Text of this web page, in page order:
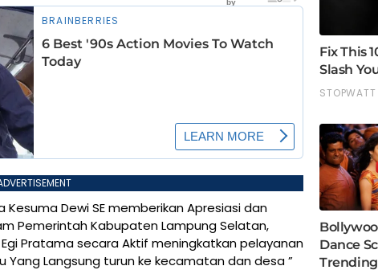
Dewi SE memberikan Apresiasi dan
Pemerintah Kabupaten Lampung Selatan,
Pratama secara Aktif meningkatkan pelayanan
Yang Langsung turun ke kecamatan dan desa ”